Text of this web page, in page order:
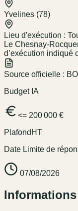
Yvelines (78)
Lieu d'exécution :
Le Chesnay-
d’exécution indiqué
Source officielle :
Budget IA
<= 200 000 €
Plafond HT
Date Limite de
07/08/2026